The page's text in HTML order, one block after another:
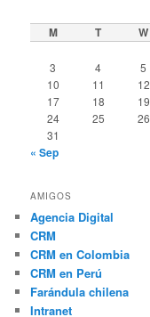
M T W
3
4 5
10
11 12
17
18 19
24
25 26
31
« Sep
AMIGOS
Agencia Digital
CRM
CRM en Colombia
CRM en Perú
Farándula chilena
Intranet